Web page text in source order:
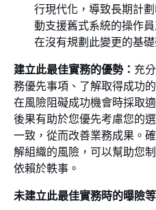
行現代化，導致長期計
動支援舊式系統的操作
在沒有規劃此變更的基
建立此最佳實務的優勢： 充
務優先事項、了解取得成功
在風險阻礙成功機會時採取
後果有助於您優先考慮您的
一致，從而改善業務成果。
解組織的風險，可以幫助您
依賴於軼事。
未建立此最佳實務時的曝險等